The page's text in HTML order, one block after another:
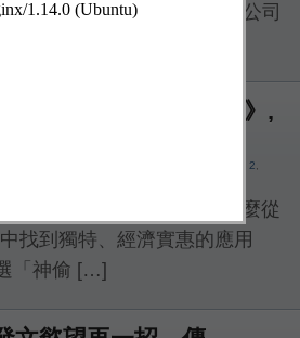
代理商群光電子股份有限公司
Ltd.）與 […]
費 :《Robbery Bob 2》,
Robbery Bob 2,
的應用程式玲瑯滿目，要怎麼從
找到獨特、經濟實惠的應用
「神偷 […]